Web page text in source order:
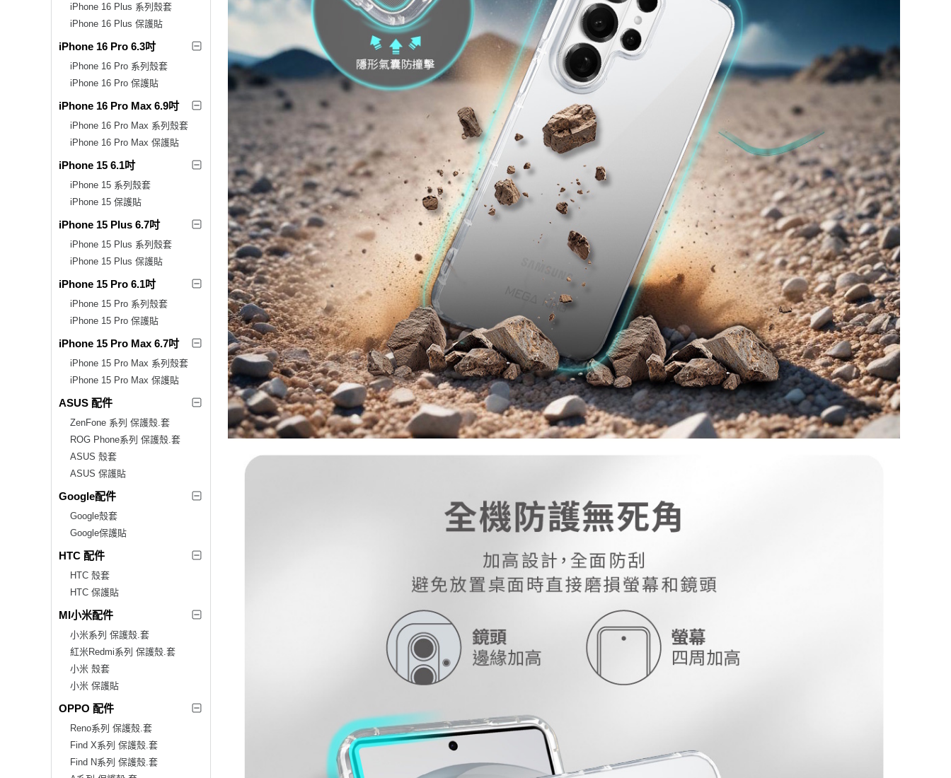
iPhone 16 Plus 系列殼套
iPhone 16 Plus 保護貼
iPhone 16 Pro 6.3吋
iPhone 16 Pro 系列殼套
iPhone 16 Pro 保護貼
iPhone 16 Pro Max 6.9吋
iPhone 16 Pro Max 系列殼套
iPhone 16 Pro Max 保護貼
iPhone 15 6.1吋
iPhone 15 系列殼套
iPhone 15 保護貼
iPhone 15 Plus 6.7吋
iPhone 15 Plus 系列殼套
iPhone 15 Plus 保護貼
iPhone 15 Pro 6.1吋
iPhone 15 Pro 系列殼套
iPhone 15 Pro 保護貼
iPhone 15 Pro Max 6.7吋
iPhone 15 Pro Max 系列殼套
iPhone 15 Pro Max 保護貼
ASUS 配件
ZenFone 系列 保護殼.套
ROG Phone系列 保護殼.套
ASUS 殼套
ASUS 保護貼
Google配件
Google殼套
Google保護貼
HTC 配件
HTC 殼套
HTC 保護貼
MI小米配件
小米系列 保護殼.套
紅米Redmi系列 保護殼.套
小米 殼套
小米 保護貼
OPPO 配件
Reno系列 保護殼.套
Find X系列 保護殼.套
Find N系列 保護殼.套